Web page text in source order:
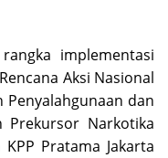
implementasi
Aksi Nasional
Penyalahgunaan dan
Prekursor Narkotika
Pratama Jakarta